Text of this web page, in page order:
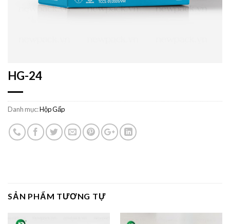
HG-24
Danh mục:Hộp Gấp
SẢN PHẨM TƯƠNG TỰ